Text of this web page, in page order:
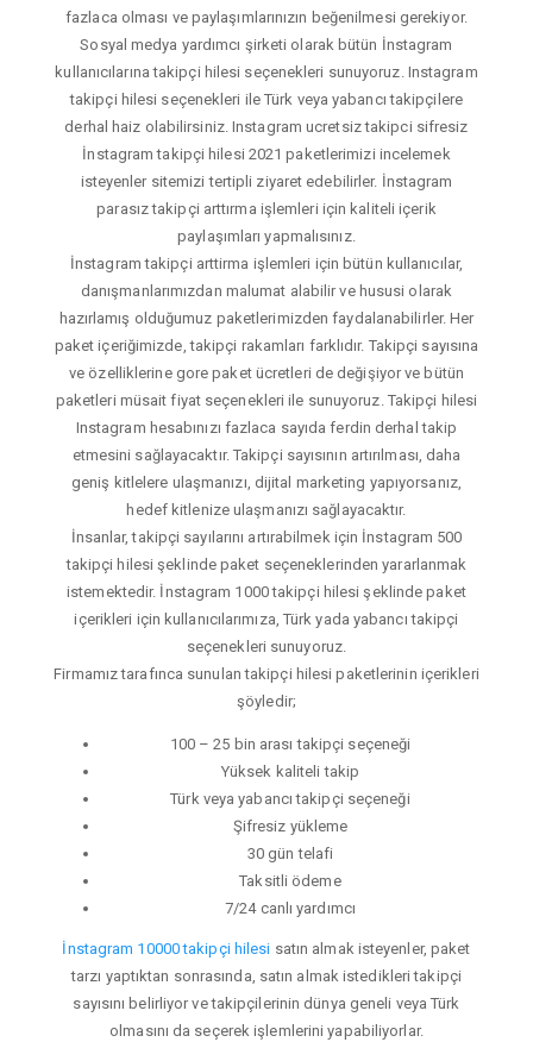
fazlaca olması ve paylaşımlarınızın beğenilmesi gerekiyor.
Sosyal medya yardımcı şirketi olarak bütün İnstagram
kullanıcılarına takipçi hilesi seçenekleri sunuyoruz. Instagram
takipçi hilesi seçenekleri ile Türk veya yabancı takipçilere
derhal haiz olabilirsiniz. Instagram ucretsiz takipci sifresiz
İnstagram takipçi hilesi 2021 paketlerimizi incelemek
isteyenler sitemizi tertipli ziyaret edebilirler. İnstagram
parasız takipçi arttırma işlemleri için kaliteli içerik
paylaşımları yapmalısınız.
İnstagram takipçi arttirma işlemleri için bütün kullanıcılar,
danışmanlarımızdan malumat alabilir ve hususi olarak
hazırlamış olduğumuz paketlerimizden faydalanabilirler. Her
paket içeriğimizde, takipçi rakamları farklıdır. Takipçi sayısına
ve özelliklerine gore paket ücretleri de değişiyor ve bütün
paketleri müsait fiyat seçenekleri ile sunuyoruz. Takipçi hilesi
Instagram hesabınızı fazlaca sayıda ferdin derhal takip
etmesini sağlayacaktır. Takipçi sayısının artırılması, daha
geniş kitlelere ulaşmanızı, dijital marketing yapıyorsanız,
hedef kitlenize ulaşmanızı sağlayacaktır.
İnsanlar, takipçi sayılarını artırabilmek için İnstagram 500
takipçi hilesi şeklinde paket seçeneklerinden yararlanmak
istemektedir. İnstagram 1000 takipçi hilesi şeklinde paket
içerikleri için kullanıcılarımıza, Türk yada yabancı takipçi
seçenekleri sunuyoruz.
Firmamız tarafınca sunulan takipçi hilesi paketlerinin içerikleri
şöyledir;
100 – 25 bin arası takipçi seçeneği
Yüksek kaliteli takip
Türk veya yabancı takipçi seçeneği
Şifresiz yükleme
30 gün telafi
Taksitli ödeme
7/24 canlı yardımcı
İnstagram 10000 takipçi hilesi satın almak isteyenler, paket
tarzı yaptıktan sonrasında, satın almak istedikleri takipçi
sayısını belirliyor ve takipçilerinin dünya geneli veya Türk
olmasını da seçerek işlemlerini yapabiliyorlar.